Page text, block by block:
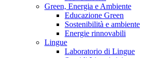
Green, Energia e Ambiente
Educazione Green
Sostenibilità e ambiente
Energie rinnovabili
Lingue
Laboratorio di Lingue